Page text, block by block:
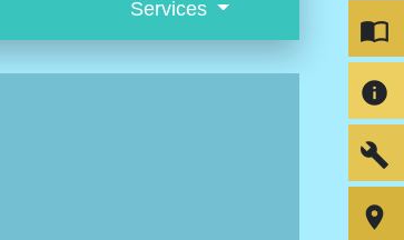
Services
import_contacts
info
build
room